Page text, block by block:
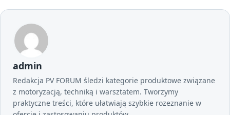
admin
Redakcja PV FORUM śledzi kategorie produktowe związane
z motoryzacją, techniką i warsztatem. Tworzymy
praktyczne treści, które ułatwiają szybkie rozeznanie w